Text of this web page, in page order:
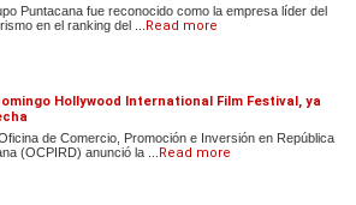
Puntacana fue reconocido como la empresa líder del
en el ranking del ...
Read more
Hollywood International Film Festival, ya
de Comercio, Promoción e Inversión en República
(OCPIRD) anunció la ...
Read more